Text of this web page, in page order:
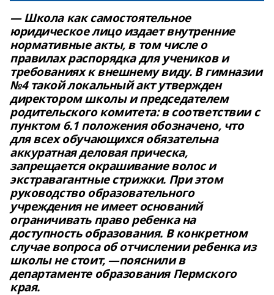
— Школа как самостоятельное
юридическое лицо издает внутренние
нормативные акты, в том числе о
правилах распорядка для учеников и
требованиях к внешнему виду. В гимназии
№4 такой локальный акт утвержден
директором школы и председателем
родительского комитета: в соответствии с
пунктом 6.1 положения обозначено, что
для всех обучающихся обязательна
аккуратная деловая прическа,
запрещается окрашивание волос и
экстравагантные стрижки. При этом
руководство образовательного
учреждения не имеет оснований
ограничивать право ребенка на
доступность образования. В конкретном
случае вопроса об отчислении ребенка из
школы не стоит, —пояснили в
департаменте образования Пермского
края.